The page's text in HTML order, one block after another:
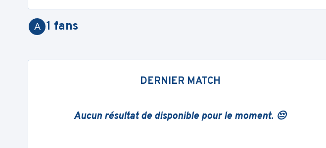
A 1 fans
DERNIER MATCH
Aucun résultat de disponible pour le moment. 😔